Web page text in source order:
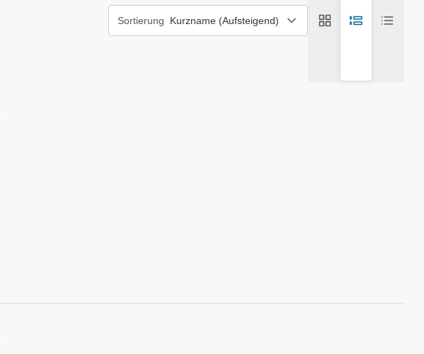
Sortierung Kurzname (Aufsteigend)